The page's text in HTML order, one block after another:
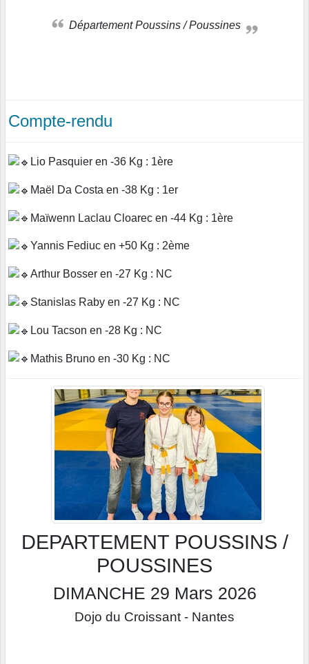
Département Poussins / Poussines
Compte-rendu
Lio Pasquier en -36 Kg : 1ère
Maël Da Costa en -38 Kg : 1er
Maïwenn Laclau Cloarec en -44 Kg : 1ère
Yannis Fediuc en +50 Kg : 2ème
Arthur Bosser en -27 Kg : NC
Stanislas Raby en -27 Kg : NC
Lou Tacson en -28 Kg : NC
Mathis Bruno en -30 Kg : NC
DEPARTEMENT POUSSINS /
POUSSINES
DIMANCHE 29 Mars 2026
Dojo du Croissant - Nantes